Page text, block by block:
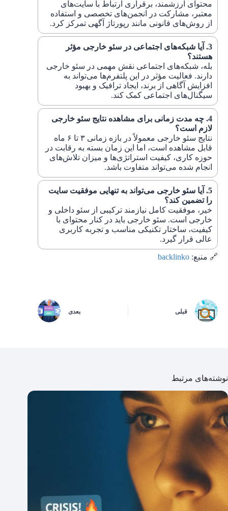
محتوای ارزشمند، برقراری ارتباط با سایت‌های
معتبر، مشارکت در انجمن‌های تخصصی و استفاده
از روش‌های قانونی مانند رپورتاژ آگهی تمرکز کرد.
آیا شبکه‌های اجتماعی در سئو خارجی مؤثر
هستند؟
بله، شبکه‌های اجتماعی نقش مهمی در سئو خارجی
دارند. فعالیت مؤثر در این پلتفرم‌ها می‌تواند به
افزایش آگاهی از برند، ایجاد ترافیک و بهبود
سیگنال‌های اجتماعی کمک کند.
چه مدت زمانی برای مشاهده نتایج سئو خارجی
لازم است؟
نتایج سئو خارجی معمولاً در بازه زمانی ۳ تا ۶ ماه
قابل مشاهده است، اما این زمان بسته به رقابت در
حوزه کاری، کیفیت استراتژی‌ها و میزان تلاش‌های
انجام شده می‌تواند متفاوت باشد.
آیا سئو خارجی می‌تواند به تنهایی موفقیت سایت
را تضمین کند؟
خیر، موفقیت کامل نیازمند ترکیبی از سئو داخلی و
خارجی است. سئو خارجی باید در کنار محتوای با
کیفیت، ساختار تکنیکی مناسب و تجربه کاربری
عالی قرار گیرد.
🔗 منبع: backlinko
قبلی بعدی
نوشته‌های مرتبط